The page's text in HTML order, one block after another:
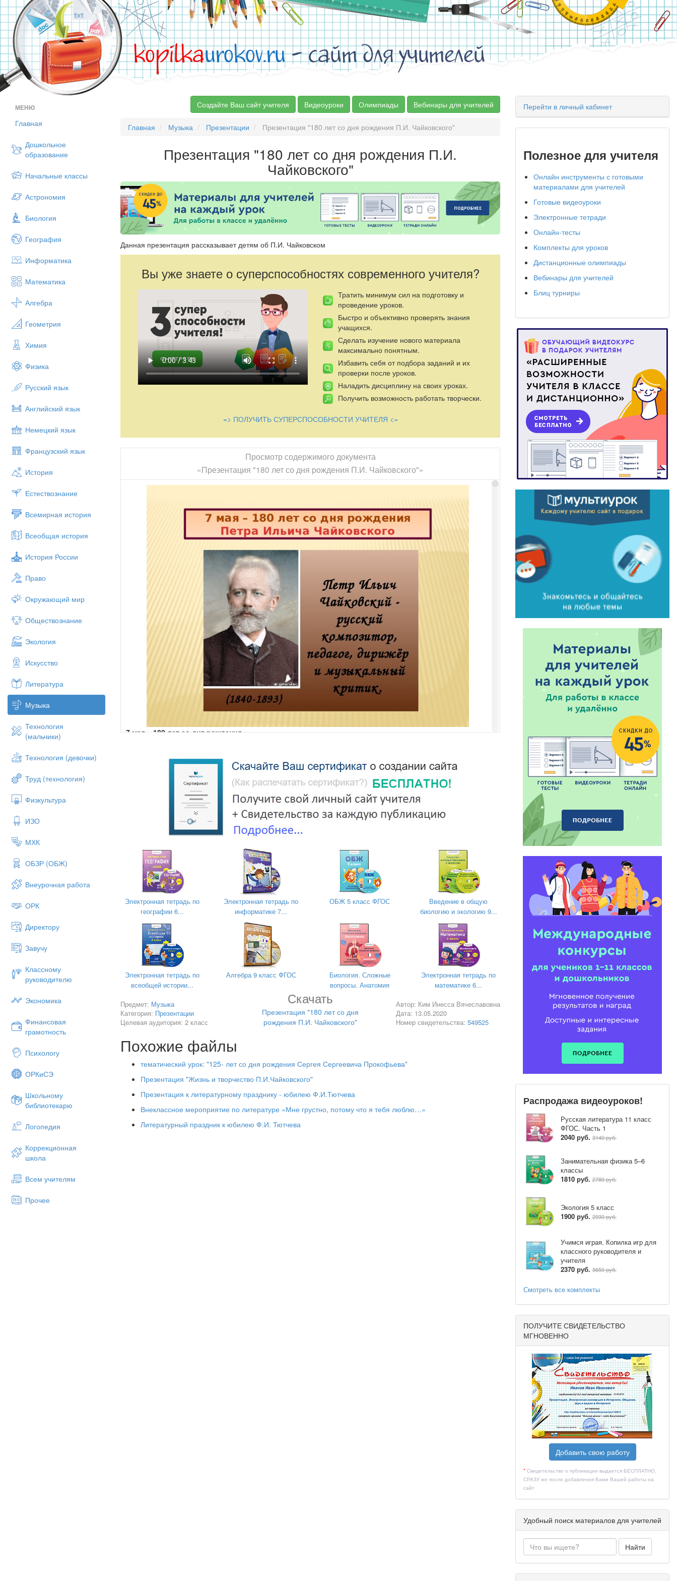
kopilkaurokov.ru- сайт для учителей
МЕНЮ
Главная
Дошкольное
образование
Начальные классы
Астрономия
Биология
География
Информатика
Математика
Алгебра
Геометрия
Химия
Физика
Русский язык
Английский язык
Немецкий язык
Французский язык
История
Естествознание
Всемирная история
Всеобщая история
История России
Право
Окружающий мир
Обществознание
Экология
Искусство
Литература
Музыка
Технология
(мальчики)
Технология (девочки)
Труд (технология)
Физкультура
ИЗО
МХК
ОБЗР (ОБЖ)
Внеурочная работа
ОРК
Директору
Завучу
Классному
руководителю
Экономика
Финансовая
грамотность
Психологу
ОРКиСЭ
Школьному
библиотекарю
Логопедия
Коррекционная
школа
Всем учителям
Прочее
Создайте Ваш сайт учителя Видеоуроки Олимпиады Вебинары для учителей
Главная Музыка Презентации Презентация "180 лет со дня рождения П.И. Чайковского"
Презентация "180 лет со дня рождения П.И.
Чайковского"
Данная презентация рассказывает детям об П.И. Чайковском
Вы уже знаете о суперспособностях современного учителя?
Тратить минимум сил на подготовку и
проведение уроков.
Быстро и объективно проверять знания
учащихся.
Сделать изучение нового материала
максимально понятным.
Избавить себя от подбора заданий и их
проверки после уроков.
Наладить дисциплину на своих уроках.
Получить возможность работать творчески.
=> ПОЛУЧИТЬ СУПЕРСПОСОБНОСТИ УЧИТЕЛЯ <=
Просмотр содержимого документа
«Презентация "180 лет со дня рождения П.И. Чайковского"»
7 мая – 180 лет со дня рождения
Электронная тетрадь по
географии 6...
Электронная тетрадь по
информатике 7...
ОБЖ 5 класс ФГОС
Введение в общую
биологию и экологию 9...
Электронная тетрадь по
всеобщей истории...
Алгебра 9 класс ФГОС
Биология. Сложные
вопросы. Анатомия
Электронная тетрадь по
математике 6...
Предмет: Музыка
Категория: Презентации
Целевая аудитория: 2 класс
Скачать
Презентация "180 лет со дня
рождения П.И. Чайковского"
Автор: Ким Инесса Вячеславовна
Дата: 13.05.2020
Номер свидетельства: 549525
Похожие файлы
тематический урок: "125- лет со дня рождения Сергея Сергеевича Прокофьева"
Презентация "Жизнь и творчество П.И.Чайковского"
Презентация к литературному празднику - юбилею Ф.И.Тютчева
Внеклассное мероприятие по литературе «Мне грустно, потому что я тебя люблю…»
Литературный праздник к юбилею Ф.И. Тютчева
Перейти в личный кабинет
Полезное для учителя
Онлайн инструменты с готовыми
материалами для учителей
Готовые видеоуроки
Электронные тетради
Онлайн-тесты
Комплекты для уроков
Дистанционные олимпиады
Вебинары для учителей
Блиц турниры
Распродажа видеоуроков!
Русская литература 11 класс
ФГОС. Часть 1
2040 руб. 3140 руб.
Занимательная физика 5–6
классы
1810 руб. 2780 руб.
Экология 5 класс
1900 руб. 2930 руб.
Учимся играя. Копилка игр для
классного руководителя и
учителя
2370 руб. 3650 руб.
Смотреть все комплекты
ПОЛУЧИТЕ СВИДЕТЕЛЬСТВО
МГНОВЕННО
Добавить свою работу
* Свидетельство о публикации выдается БЕСПЛАТНО,
СРАЗУ же после добавления Вами Вашей работы на
сайт
Удобный поиск материалов для учителей
Найти